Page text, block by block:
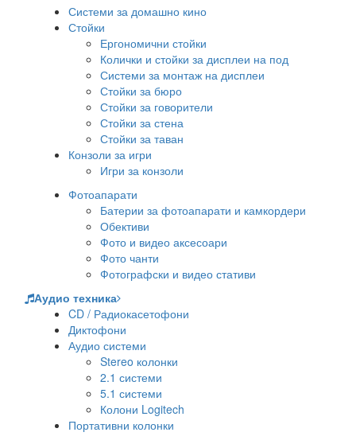
Системи за домашно кино
Стойки
Ергономични стойки
Колички и стойки за дисплеи на под
Системи за монтаж на дисплеи
Стойки за бюро
Стойки за говорители
Стойки за стена
Стойки за таван
Конзоли за игри
Игри за конзоли
Фотоапарати
Батерии за фотоапарати и камкордери
Обективи
Фото и видео аксесоари
Фото чанти
Фотографски и видео стативи
Аудио техника
CD / Радиокасетофони
Диктофони
Аудио системи
Stereo колонки
2.1 системи
5.1 системи
Колони Logitech
Портативни колонки